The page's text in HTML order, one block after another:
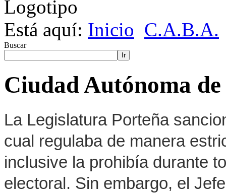
Está aquí: Inicio C.A.B.A.
Buscar
Ir
Ciudad Autónoma
La Legislatura Porteña
cual regulaba de manera
inclusive la prohibía durante
electoral. Sin embargo, el